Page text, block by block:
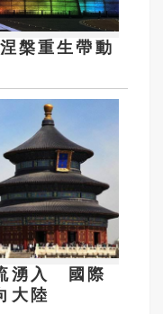
槃重生帶動
湧入 國際
大陸